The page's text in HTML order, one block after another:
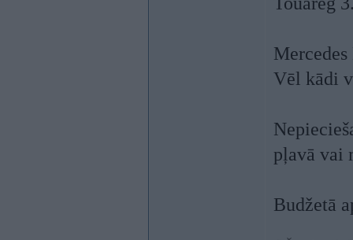
Vēl kādi
pļavā vai
Budžetā